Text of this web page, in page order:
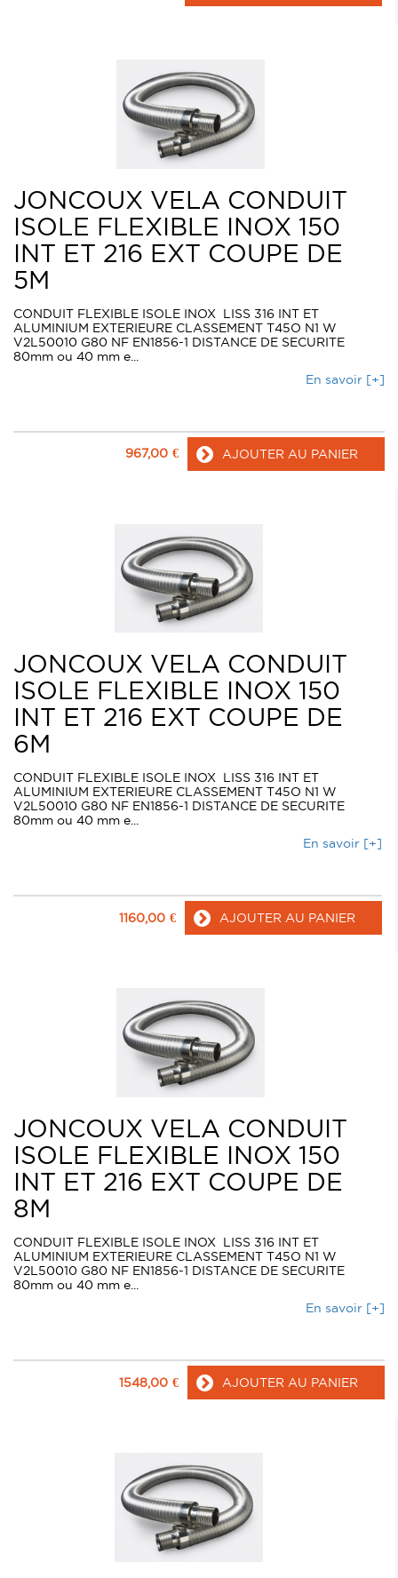
JONCOUX VELA CONDUIT
ISOLE FLEXIBLE INOX 150
INT ET 216 EXT COUPE DE
5M
CONDUIT FLEXIBLE ISOLE INOX LISS 316 INT ET
ALUMINIUM EXTERIEURE CLASSEMENT T45O N1 W
V2L50010 G80 NF EN1856-1 DISTANCE DE SECURITE
80mm ou 40 mm e...
En savoir [+]
967,00 € AJOUTER AU PANIER
JONCOUX VELA CONDUIT
ISOLE FLEXIBLE INOX 150
INT ET 216 EXT COUPE DE
6M
CONDUIT FLEXIBLE ISOLE INOX LISS 316 INT ET
ALUMINIUM EXTERIEURE CLASSEMENT T45O N1 W
V2L50010 G80 NF EN1856-1 DISTANCE DE SECURITE
80mm ou 40 mm e...
En savoir [+]
1160,00 € AJOUTER AU PANIER
JONCOUX VELA CONDUIT
ISOLE FLEXIBLE INOX 150
INT ET 216 EXT COUPE DE
8M
CONDUIT FLEXIBLE ISOLE INOX LISS 316 INT ET
ALUMINIUM EXTERIEURE CLASSEMENT T45O N1 W
V2L50010 G80 NF EN1856-1 DISTANCE DE SECURITE
80mm ou 40 mm e...
En savoir [+]
1548,00 € AJOUTER AU PANIER